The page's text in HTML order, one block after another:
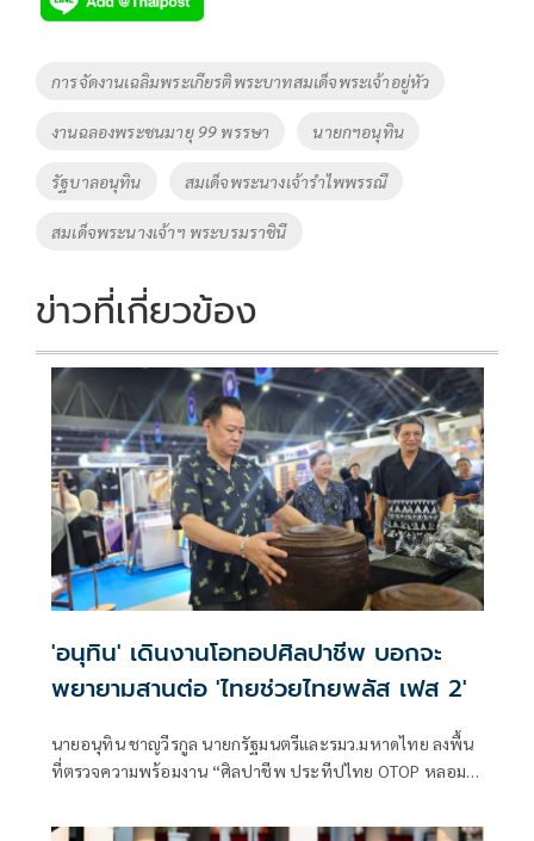
b
o
k
er y
Li
k
Tags
การจัดงานเฉลิมพระเกียรติพระบาทสมเด็จพระเจ้าอยู่หัว
งานฉลองพระชนมายุ 99 พรรษา นายกฯอนุทิน
รัฐบาลอนุทิน สมเด็จพระนางเจ้ารำไพพรรณี
สมเด็จพระนางเจ้าฯ พระบรมราชินี
ข่าวที่เกี่ยวข้อง
'อนุทิน' เดินงานโอทอปศิลปาชีพ บอกจะ
พยายามสานต่อ 'ไทยช่วยไทยพลัส เฟส 2'
นายอนุทิน ชาญวีรกูล นายกรัฐมนตรีและรมว.มหาดไทย ลงพื้น
ที่ตรวจความพร้อมงาน “ศิลปาชีพ ประทีปไทย OTOP หลอม
สิงหาคม นี้ ณ อาคารชาเลนเจอร์ 1–3 อิมแพ็ค เมืองทองธานี ซึ่ง